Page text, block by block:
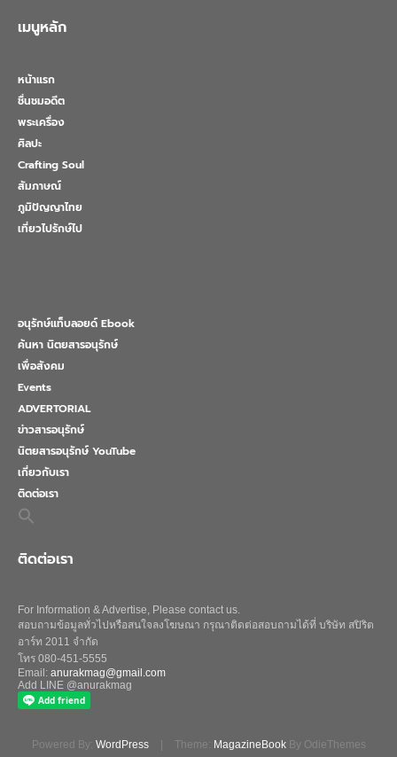
เมนูหลัก
หน้าแรก
ชื่นชมอดีต
พระเครื่อง
ศิลปะ
Crafting Soul
สัมภาษณ์
ภูมิปัญญาไทย
เที่ยวไปรักษ์ไป
อนุรักษ์แท็บลอยด์ Ebook
ค้นหา นิตยสารอนุรักษ์
เพื่อสังคม
Events
ADVERTORIAL
ข่าวสารอนุรักษ์
นิตยสารอนุรักษ์ YouTube
เกี่ยวกับเรา
ติดต่อเรา
Search
for:
ติดต่อเรา
For Information & Advertise, Please contact us.
สอบถามข้อมูลทั่วไปหรือสนใจลงโฆษณา กรุณาติดต่อสอบถามได้ที่ บริษัท สปิริต
อาร์ท 2011 จำกัด
โทร 080-451-5555
Email: anurakmag@gmail.com
Add LINE @anurakmag
Powered By: WordPress Theme: MagazineBookBy OdieThemes